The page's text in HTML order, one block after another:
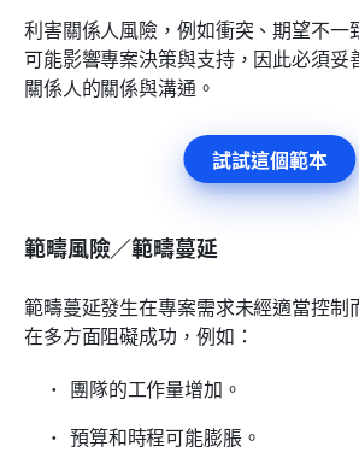
利害關係人風險，例如衝突、期望不一
可能影響專案決策與支持，因此必須妥
關係人的關係與溝通。
試試這個範本
範疇風險／範疇蔓延
範疇蔓延發生在專案需求未經適當控制
在多方面阻礙成功，例如：
團隊的工作量增加。
預算和時程可能膨脹。